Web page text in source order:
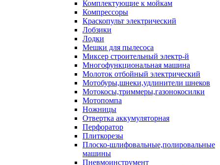
Комплектующие к мойкам
Компрессоры
Краскопульт электрический
Лобзики
Лодки
Мешки для пылесоса
Миксер строительный электр-й
Многофункциональная машина
Молоток отбойный электрический
Мотобуры,шнеки,удлинители шнеков
Мотокосы,триммеры,газонокосилки
Мотопомпа
Ножницы
Отвертка аккумуляторная
Перфоратор
Плиткорезы
Плоско-шлифовальные,полировальные
машины
Пневмоинструмент